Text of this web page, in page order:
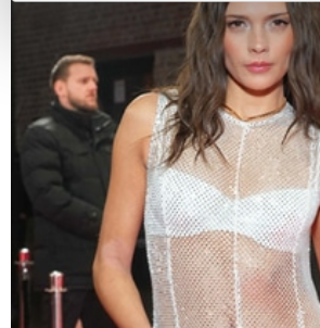
bestimmten Merkmalen
Erfahren Sie mehr darüber, wie Ihre
verarbeitet werden, und legen Sie Ihre
Abschnitt Einzelheitenfest.
Wir verwenden Cookies, um Inhalte
personalisieren, Funktionen für soziale
zu können und die Zugriffe auf unsere
analysieren. Außerdem geben wir
Verwendung unserer Website an
soziale Medien, Werbung und
Partner führen diese Informationen